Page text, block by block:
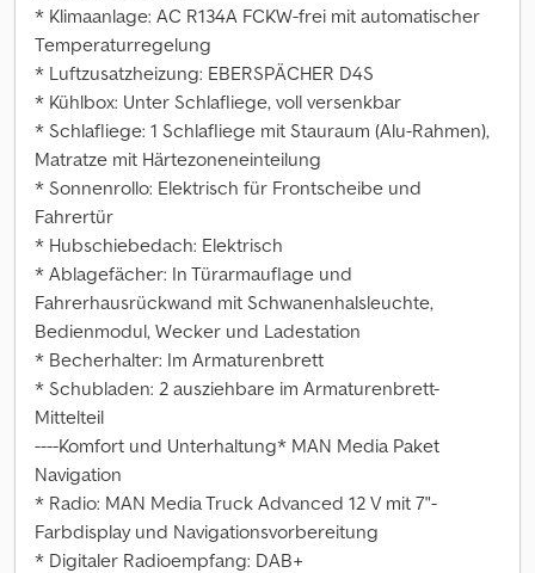
* Klimaanlage: AC R134A FCKW-frei mit automatischer
Temperaturregelung
* Luftzusatzheizung: EBERSPÄCHER D4S
* Kühlbox: Unter Schlafliege, voll versenkbar
* Schlafliege: 1 Schlafliege mit Stauraum (Alu-Rahmen),
Matratze mit Härtezoneneinteilung
* Sonnenrollo: Elektrisch für Frontscheibe und
Fahrertür
* Hubschiebedach: Elektrisch
* Ablagefächer: In Türarmauflage und
Fahrerhausrückwand mit Schwanenhalsleuchte,
Bedienmodul, Wecker und Ladestation
* Becherhalter: Im Armaturenbrett
* Schubladen: 2 ausziehbare im Armaturenbrett-
Mittelteil
----Komfort und Unterhaltung* MAN Media Paket
Navigation
* Radio: MAN Media Truck Advanced 12 V mit 7"-
Farbdisplay und Navigationsvorbereitung
* Digitaler Radioempfang: DAB+